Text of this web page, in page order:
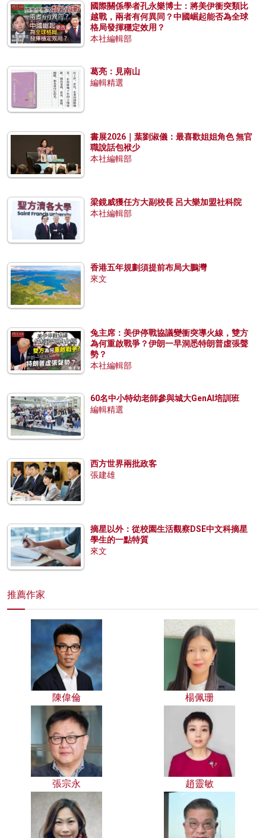
國際關係學者孔永樂博士：將美伊衝突類比
越戰，兩者有何異同？中國崛起能否為全球
格局發揮穩定效用？
本社編輯部
葛亮：見南山
編輯精選
書展2026｜葉劉淑儀：最喜歡姐姐角色 無官
職說話包袱少
本社編輯部
梁鏡威獲任方大副校長 呂大樂加盟社科院
本社編輯部
香港五年規劃須提前布局大鵬灣
來文
兔主席：美伊停戰協議變衝突導火線，雙方
為何重啟戰爭？伊朗一早洞悉特朗普虛張聲
勢？
本社編輯部
60名中小特幼老師參與城大GenAI培訓班
編輯精選
西方世界兩批政客
張建雄
摘星以外：從校園生活觀察DSE中文科摘星
學生的一點特質
來文
推薦作家
陳偉倫 楊佩珊
張宗永 趙靈敏